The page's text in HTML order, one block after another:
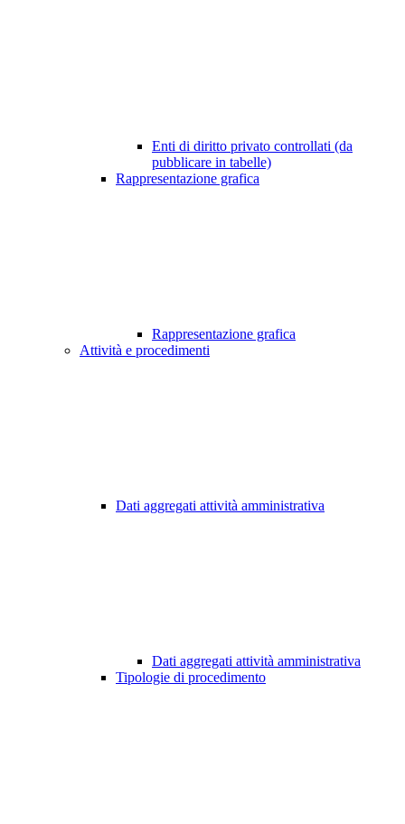
Enti di diritto privato controllati (da
pubblicare in tabelle)
Rappresentazione grafica
Rappresentazione grafica
Attività e procedimenti
Dati aggregati attività amministrativa
Dati aggregati attività amministrativa
Tipologie di procedimento